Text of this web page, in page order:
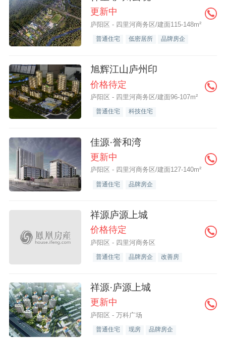
更新中
庐阳区 - 四里河商务区/建面115-148m²
普通住宅 低密居所 品牌房企
旭辉江山庐州印
价格待定
庐阳区 - 四里河商务区/建面96-107m²
普通住宅 科技住宅
佳源·誉和湾
更新中
庐阳区 - 四里河商务区/建面127-140m²
普通住宅 品牌房企
祥源庐源上城
价格待定
庐阳区 - 四里河商务区
普通住宅 品牌房企 改善房
祥源·庐源上城
更新中
庐阳区 - 万科广场
普通住宅 现房 品牌房企